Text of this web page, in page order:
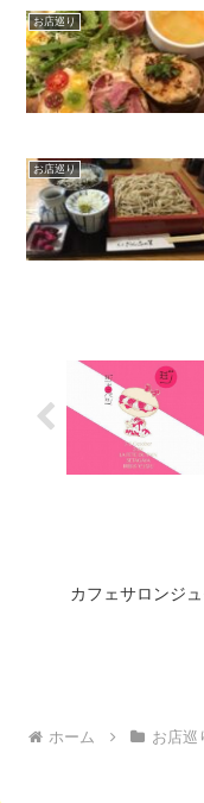
お店巡り
お店巡り
カフェサロンジ
ホーム お店巡